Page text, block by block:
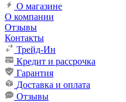
О магазине
О компании
Отзывы
Контакты
Трейд-Ин
Кредит и рассрочка
Гарантия
Доставка и оплата
Отзывы